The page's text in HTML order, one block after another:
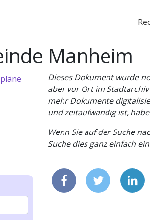
Manheim
Dieses Dokument wurde
aber vor Ort im
mehr Dokumente
und zeitaufwändig ist,
Wenn Sie auf der Suche
Suche dies ganz einfach